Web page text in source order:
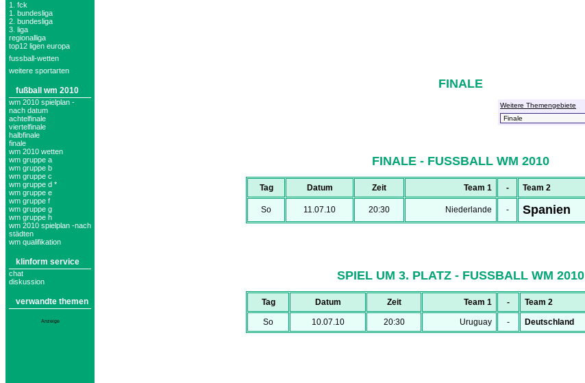
1. fck
1. bundesliga
2. bundesliga
3. liga
regionalliga
top12 ligen europa
fussball-wetten
weitere sportarten
fußball wm 2010
wm 2010 spielplan -
nach datum
achtelfinale
viertelfinale
halbfinale
finale
wm 2010 wetten
wm gruppe a
wm gruppe b
wm gruppe c
wm gruppe d *
wm gruppe e
wm gruppe f
wm gruppe g
wm gruppe h
wm 2010 spielplan -nach
städten
wm qualifikation
klinform service
chat
diskussion
verwandte themen
Anzeige
FINALE
Weitere Themengebiete
FINALE - FUSSBALL WM 2010
Tag Datum Zeit Team 1 - Team 2
So 11.07.10 20:30 Niederlande - Spanien
SPIEL UM 3. PLATZ - FUSSBALL WM 2010
Tag Datum Zeit Team 1 - Team 2
So 10.07.10 20:30 Uruguay - Deutschland